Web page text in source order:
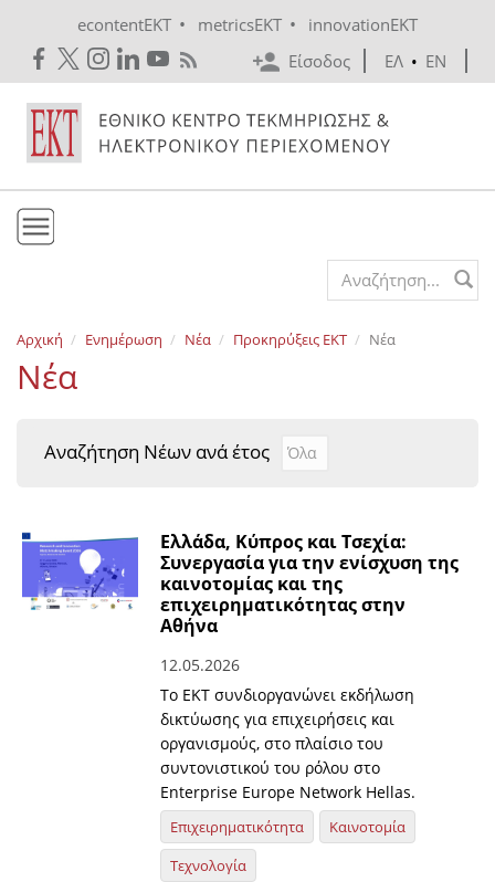
econtentEKT • metricsEKT •
innovationEKT
Είσοδος
ΕΛ • EN
Εκδόσεις
Ενημέρωση
Search form
Αρχική Ενημέρωση Νέα Προκηρύξεις EKT Νέα
Νέα
Αναζήτηση Νέων ανά έτος Αναζήτηση Νέων ανά
Year
Ελλάδα, Κύπρος και Τσεχία:
Συνεργασία για την ενίσχυση της
καινοτομίας και της
επιχειρηματικότητας στην
Αθήνα
12.05.2026
Το ΕΚΤ συνδιοργανώνει εκδήλωση
δικτύωσης για επιχειρήσεις και
οργανισμούς, στο πλαίσιο του
συντονιστικού του ρόλου στο
Enterprise Europe Network Hellas.
Επιχειρηματικότητα
Καινοτομία
Τεχνολογία